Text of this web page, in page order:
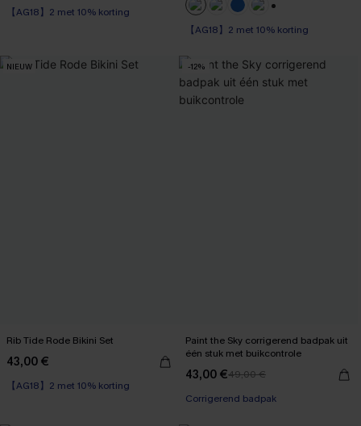
High Waist
【AG18】2 met 10% korting
NIEUW
Rib Tide Rode Bikini Set
43,00 €
【AG18】2 met 10% korting
Naadloos
-12%
Paint the Sky corrigerend badpak uit
één stuk met buikcontrole
43,00 €49,00 €
Corrigerend badpak